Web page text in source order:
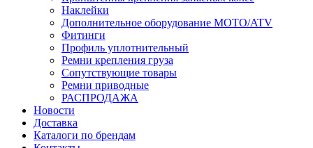
Наклейки
Дополнительное оборудование MOTO/ATV
Фитинги
Профиль уплотнительный
Ремни крепления груза
Сопутствующие товары
Ремни приводные
РАСПРОДАЖА
Новости
Доставка
Каталоги по брендам